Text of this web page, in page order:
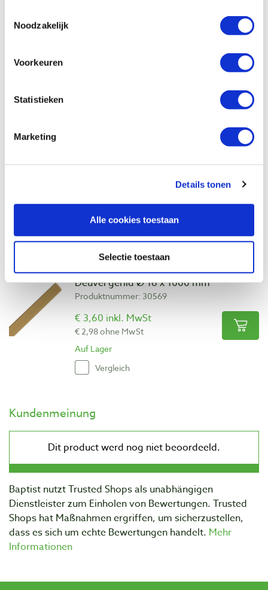
Noodzakelijk
Voorkeuren
Statistieken
Marketing
Details tonen
Alle cookies toestaan
Selectie toestaan
Deuvel gerild Ø 14 x 1000 mm
Auf Lager
Vergleich
Deuvel gerild Ø 16 x 1000 mm
Produktnummer: 30569
€ 3,60 inkl. MwSt
€ 2,98 ohne MwSt
Auf Lager
Vergleich
Kundenmeinung
Baptist nutzt Trusted Shops als unabhängigen
Dienstleister zum Einholen von Bewertungen. Trusted
Shops hat Maßnahmen ergriffen, um sicherzustellen,
dass es sich um echte Bewertungen handelt. Mehr
Informationen